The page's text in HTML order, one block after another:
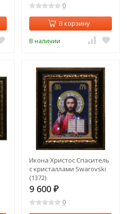
0
В корзину
В наличии
Икона Христос Спаситель
с кристаллами Swarovski
(1372)
9 600 ₽
0